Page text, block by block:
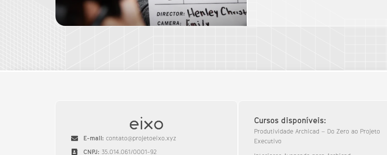
E-mail: contato@projetoeixo.xyz
CNPJ: 35.014.061/0001-92​
Cursos disponíveis:
Produtividade Archicad – Do Zero ao Projeto
Executivo